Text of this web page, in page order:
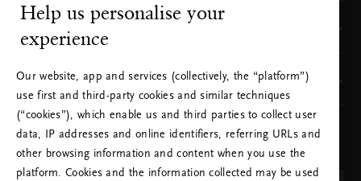
Waar kun je ons vinden
Ons merk
KIES JE LAND EN JE TAAL
LAND
Help us personalise your
experience
Our website, app and services (collectively, the “platform”)
use first and third-party cookies and similar techniques
(“cookies”), which enable us and third parties to collect user
data, IP addresses and online identifiers, referring URLs and
other browsing information and content when you use the
platform. Cookies and the information collected may be used